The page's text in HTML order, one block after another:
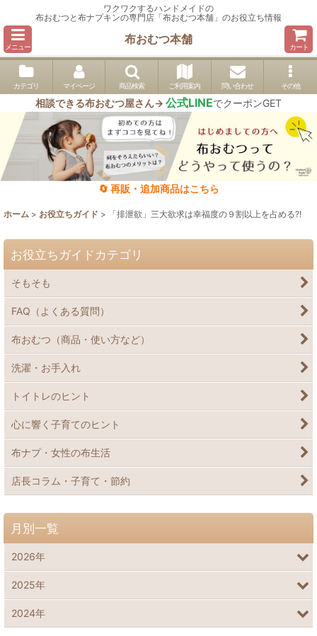
ワクワクするハンドメイドの
布おむつと布ナプキンの専門店「布おむつ本舗」のお役立ち情報
メニュー
布おむつ本舗
カート
カテゴリ マイページ 商品検索 ご利用案内 問い合わせ その他
相談できる布おむつ屋さん→ 公式LINEでクーポンGET
🔄 再販・追加商品はこちら
ホーム > お役立ちガイド > 「排泄欲」三大欲求は幸福度の９割以上を占める⁈
お役立ちガイドカテゴリ
そもそも
FAQ（よくある質問）
布おむつ（商品・使い方など）
洗濯・お手入れ
トイトレのヒント
心に響く子育てのヒント
布ナプ・女性の布生活
店長コラム・子育て・節約
月別一覧
2026年
2025年
2024年